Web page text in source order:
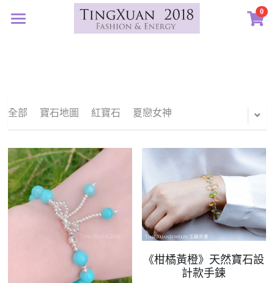
0
客訂圖集
創作選購
01｜星球羈絆
02｜夏戀女神
03｜遠古遺珠
04｜藍星精靈
05｜自然樂章
06｜玉韻茶香
定製表單
認識素材
礦寶晶石
琥珀蜜蠟
香中之金
優雅珍珠
礦寶絮語
認識我們
關於我們
常見問答
珠寶設計TXJ
全部 寶石地圖 紅寶石 夏戀女神
《柑橘黃橙》天然寶石設
計款手鍊
×
商品分類 ×
部落格分類
新生
治癒
親密伴侶